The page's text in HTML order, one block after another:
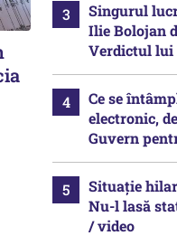
Singurul
Ilie Bolojan
Verdictul lui
Ce se
electronic,
Guvern
Situație
Nu-l lasă
/ video